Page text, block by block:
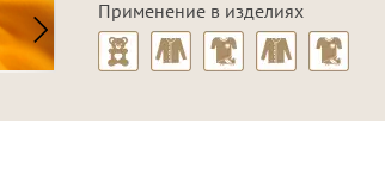
Применение в изделиях